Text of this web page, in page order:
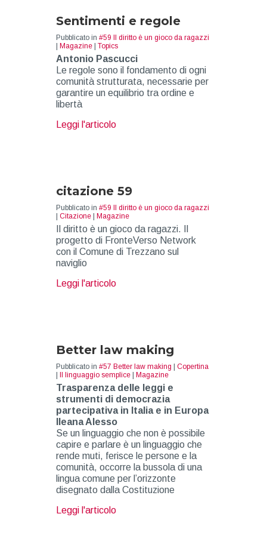
Sentimenti e regole
Pubblicato in #59 Il diritto è un gioco da ragazzi
| Magazine | Topics
Antonio Pascucci
Le regole sono il fondamento di ogni
comunità strutturata, necessarie per
garantire un equilibrio tra ordine e
libertà
Leggi l'articoloabout Sentimenti e regole
citazione 59
Pubblicato in #59 Il diritto è un gioco da ragazzi
| Citazione | Magazine
Il diritto è un gioco da ragazzi. Il
progetto di FronteVerso Network
con il Comune di Trezzano sul
naviglio
Leggi l'articoloabout citazione 59
Better law making
Pubblicato in #57 Better law making | Copertina
| Il linguaggio semplice | Magazine
Trasparenza delle leggi e
strumenti di democrazia
partecipativa in Italia e in Europa
Ileana Alesso
Se un linguaggio che non è possibile
capire e parlare è un linguaggio che
rende muti, ferisce le persone e la
comunità, occorre la bussola di una
lingua comune per l’orizzonte
disegnato dalla Costituzione
Leggi l'articoloabout Better law making